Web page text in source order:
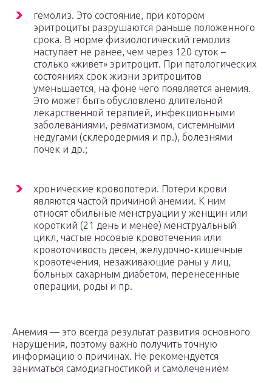
гемолиз. Это состояние, при котором
эритроциты разрушаются раньше положенного
срока. В норме физиологический гемолиз
наступает не ранее, чем через 120 суток –
столько «живет» эритроцит. При патологических
состояниях срок жизни эритроцитов
уменьшается, на фоне чего появляется анемия.
Это может быть обусловлено длительной
лекарственной терапией, инфекционными
заболеваниями, ревматизмом, системными
недугами (склеродермия и пр.), болезнями
почек и др.;
хронические кровопотери. Потери крови
являются частой причиной анемии. К ним
относят обильные менструации у женщин или
короткий (21 день и менее) менструальный
цикл, частые носовые кровотечения или
кровоточивость десен, желудочно-кишечные
кровотечения, незаживающие раны у лиц,
больных сахарным диабетом, перенесенные
операции, роды и пр.
Анемия — это всегда результат развития основного
нарушения, поэтому важно получить точную
информацию о причинах. Не рекомендуется
заниматься самодиагностикой и самолечением